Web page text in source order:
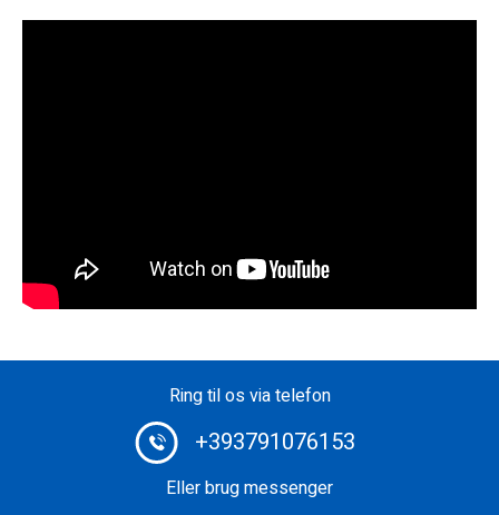
Ring til os via telefon
+393791076153
Eller brug messenger